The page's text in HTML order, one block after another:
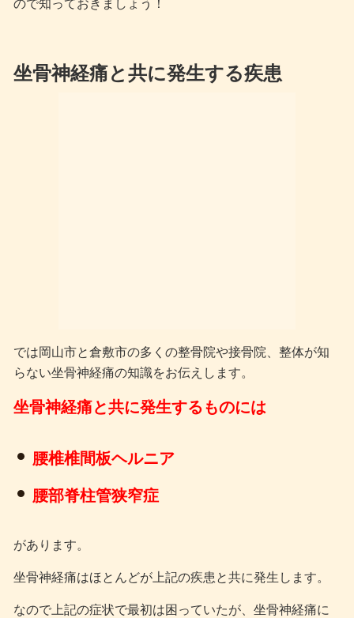
ので知っておきましょう！
坐骨神経痛と共に発生する疾患
では岡山市と倉敷市の多くの整骨院や接骨院、整体が知
らない坐骨神経痛の知識をお伝えします。
坐骨神経痛と共に発生するものには
腰椎椎間板ヘルニア
腰部脊柱管狭窄症
があります。
坐骨神経痛はほとんどが上記の疾患と共に発生します。
なので上記の症状で最初は困っていたが、坐骨神経痛に